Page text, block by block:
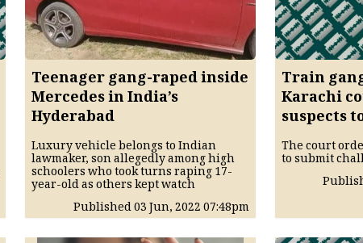
Train
Karachi
suspects
The court
to submit
Teenager gang-raped inside
Mercedes in India’s
Hyderabad
Luxury vehicle belongs to Indian
lawmaker, son allegedly among high
schoolers who took turns raping 17-
year-old as others kept watch
Published03 Jun, 202207:48pm